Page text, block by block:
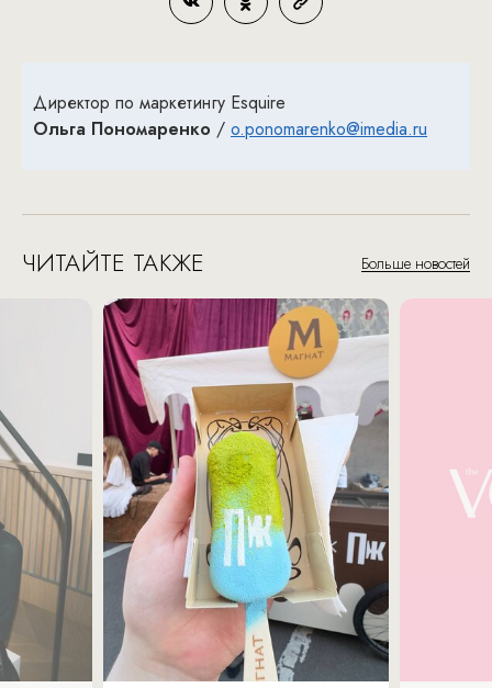
Директор по маркетингу Esquire
Ольга Пономаренко / o.ponomarenko@imedia.ru
ЧИТАЙТЕ ТАКЖЕ Больше новостей